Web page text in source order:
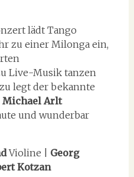
lädt Tango
zu einer Milonga ein,
Live-Musik tanzen
legt der bekannte
Michael Arlt
und wunderbar
Violine | Georg
Kotzan